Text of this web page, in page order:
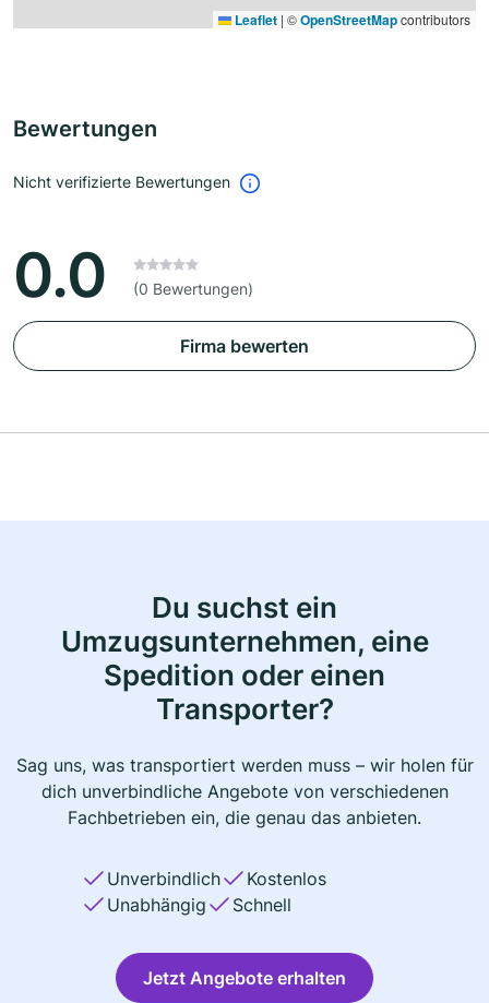
Leaflet | ©OpenStreetMapcontributors
Bewertungen
Nicht verifizierte Bewertungen
0.0 (0 Bewertungen)
Firma bewerten
Du suchst ein
Umzugsunternehmen, eine
Spedition oder einen
Transporter?
Sag uns, was transportiert werden muss – wir holen für
dich unverbindliche Angebote von verschiedenen
Fachbetrieben ein, die genau das anbieten.
Unverbindlich
Kostenlos
Unabhängig
Schnell
Jetzt Angebote erhalten